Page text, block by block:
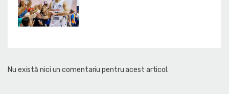
Nu există nici un comentariu pentru acest articol.